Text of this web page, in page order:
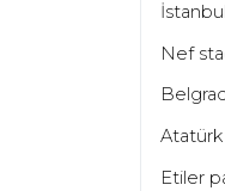
Nef
Atatürk
Etiler